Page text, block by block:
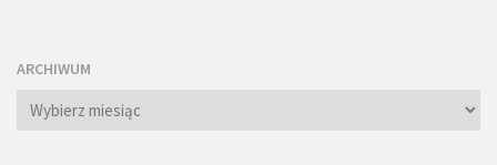
ARCHIWUM
Archiwum